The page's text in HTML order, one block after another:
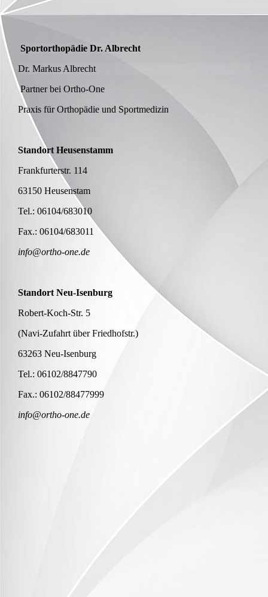
Sportorthopädie Dr. Albrecht
Dr. Markus Albrecht
Partner bei Ortho-One
Praxis für Orthopädie und Sportmedizin
Standort Heusenstamm
Frankfurterstr. 114
63150 Heusenstam
Tel.: 06104/683010
Fax.: 06104/683011
info@ortho-one.de
Standort Neu-Isenburg
Robert-Koch-Str. 5
(Navi-Zufahrt über Friedhofstr.)
63263 Neu-Isenburg
Tel.: 06102/8847790
Fax.: 06102/88477999
info@ortho-one.de